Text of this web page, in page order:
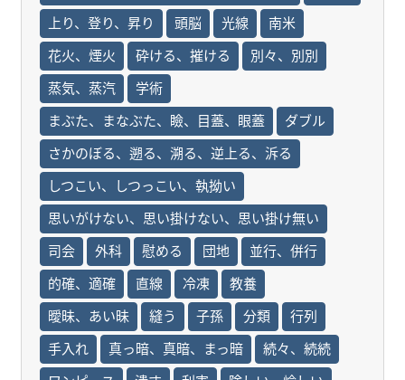
上り、登り、昇り
頭脳 光線
南米
花火、煙火
砕ける、摧ける
別々、別別
蒸気、蒸汽
学術
まぶた、まなぶた、瞼、目蓋、眼蓋
ダブル
さかのぼる、遡る、溯る、逆上る、泝る
しつこい、しつっこい、執拗い
思いがけない、思い掛けない、思い掛け無い
司会
外科 慰める 団地
並行、併行
的確、適確
直線 冷凍
教養
曖昧、あい昧
縫う 子孫 分類
行列
手入れ
真っ暗、真暗、まっ暗
続々、続続